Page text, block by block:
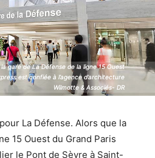
gare de La Défense de la ligne 15 Ouest
est confiée à l’agence d’architecture
Wilmotte & Associés- DR
gare de La Défense de la ligne 15 Ouest
est confiée à l’agence d’architecture
Wilmotte & Associés- DR
La Défense. Alors que la
15 Ouest du Grand Paris
le Pont de Sèvre à Saint-